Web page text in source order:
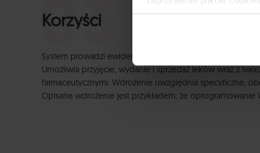
lub po wybraniu opcji
Korzyści
System prowadzi ewidencję magazynu leków z podziałem
Umożliwia przyjęcie, wydanie i sprzedaż leków wraz z
farmaceutycznymi. Wdrożenie uwzględnia specyficzne,
Opisane wdrożenie jest przykładem, że oprogramowanie